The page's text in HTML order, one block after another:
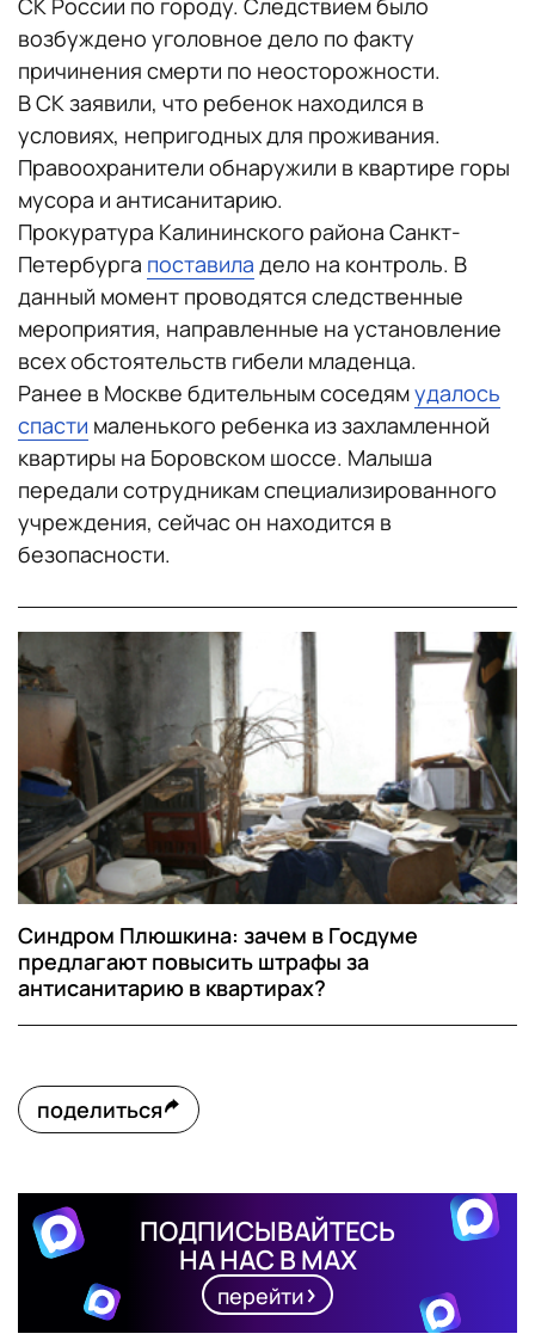
СК России по городу. Следствием было
возбуждено уголовное дело по факту
причинения смерти по неосторожности.
В СК заявили, что ребенок находился в
условиях, непригодных для проживания.
Правоохранители обнаружили в квартире горы
мусора и антисанитарию.
Прокуратура Калининского района Санкт-
Петербурга поставила дело на контроль. В
данный момент проводятся следственные
мероприятия, направленные на установление
всех обстоятельств гибели младенца.
Ранее в Москве бдительным соседямудалось
спасти маленького ребенка из захламленной
квартиры на Боровском шоссе. Малыша
передали сотрудникам специализированного
учреждения, сейчас он находится в
безопасности.
Синдром Плюшкина: зачем в Госдуме
предлагают повысить штрафы за
антисанитарию в квартирах?
поделиться
ПОДПИСЫВАЙТЕСЬ
НА НАС В MAX
перейти